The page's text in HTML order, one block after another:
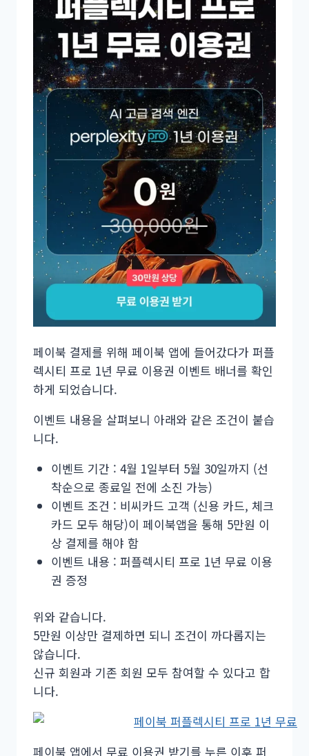
페이북 결제를 위해 페이북 앱에 들어갔다가 퍼플
렉시티 프로 1년 무료 이용권 이벤트 배너를 확인
하게 되었습니다.
이벤트 내용을 살펴보니 아래와 같은 조건이 붙습
니다.
이벤트 기간 : 4월 1일부터 5월 30일까지 (선
착순으로 종료일 전에 소진 가능)
이벤트 조건 : 비씨카드 고객 (신용 카드, 체크
카드 모두 해당)이 페이북앱을 통해 5만원 이
상 결제를 해야 함
이벤트 내용 : 퍼플렉시티 프로 1년 무료 이용
권 증정
위와 같습니다.
5만원 이상만 결제하면 되니 조건이 까다롭지는
않습니다.
신규 회원과 기존 회원 모두 참여할 수 있다고 합
니다.
페이북 앱에서 무료 이용권 받기를 누른 이후 퍼